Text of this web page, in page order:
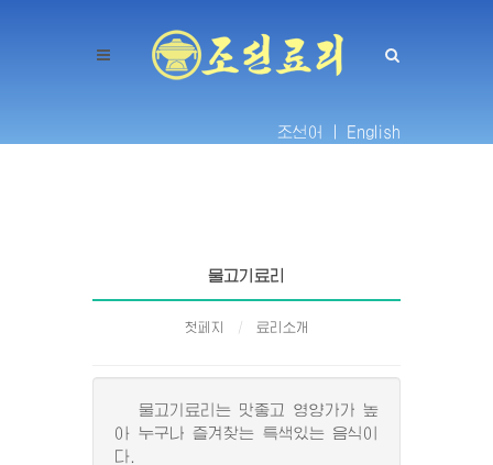
조선어 | English
물고기료리
첫페지 료리소개
물고기료리는 맛좋고 영양가가 높
아 누구나 즐겨찾는 특색있는 음식이
다.